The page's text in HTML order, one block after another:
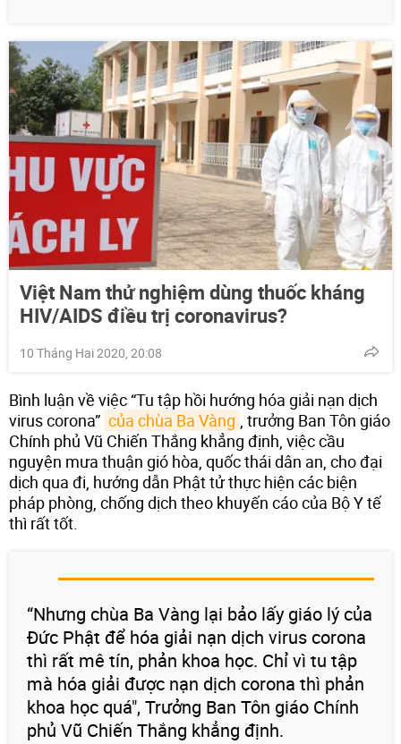
Việt Nam thử nghiệm dùng thuốc kháng
HIV/AIDS điều trị coronavirus?
10 Tháng Hai 2020, 20:08
Bình luận về việc “Tu tập hồi hướng hóa giải nạn dịch
virus corona” của chùa Ba Vàng , trưởng Ban Tôn giáo
Chính phủ Vũ Chiến Thắng khẳng định, việc cầu
nguyện mưa thuận gió hòa, quốc thái dân an, cho đại
dịch qua đi, hướng dẫn Phật tử thực hiện các biện
pháp phòng, chống dịch theo khuyến cáo của Bộ Y tế
thì rất tốt.
“Nhưng chùa Ba Vàng lại bảo lấy giáo lý của
Đức Phật để hóa giải nạn dịch virus corona
thì rất mê tín, phản khoa học. Chỉ vì tu tập
mà hóa giải được nạn dịch corona thì phản
khoa học quá", Trưởng Ban Tôn giáo Chính
phủ Vũ Chiến Thắng khẳng định.